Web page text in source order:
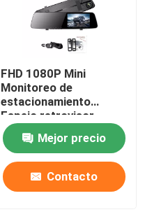
FHD 1080P Mini
Monitoreo de
estacionamiento
Espejo retrovisor
Grabador de coche
Cámara de doble lente
5V
Mejor precio
Contacto